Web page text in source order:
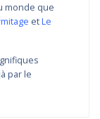
monde que
etLe
par le